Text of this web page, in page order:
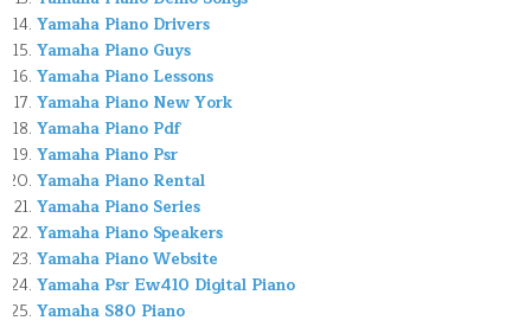
Yamaha Piano Drivers
Yamaha Piano Guys
Yamaha Piano Lessons
Yamaha Piano New York
Yamaha Piano Pdf
Yamaha Piano Psr
Yamaha Piano Rental
Yamaha Piano Series
Yamaha Piano Speakers
Yamaha Piano Website
Yamaha Psr Ew410 Digital Piano
Yamaha S80 Piano